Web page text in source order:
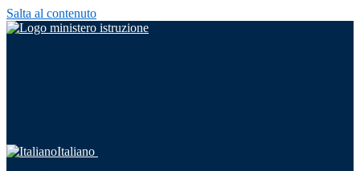
Salta al contenuto
Italiano